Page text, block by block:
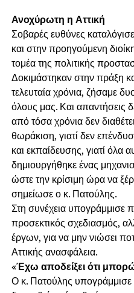
Ανοχύρωτη η Αττική
Σοβαρές ευθύνες
και στην προηγούμενη
τομέα της πολιτικής
Δοκιμάστηκαν στην πράξη
τελευταία χρόνια, ζήσαμε
όλους μας. Και απαντήσεις
από τόσα χρόνια δεν
θωράκιση, γιατί δεν
και εκπαίδευσης, γιατί όλα
δημιουργήθηκε ένας
ώστε την κρίσιμη ώρα να
σημείωσε ο κ. Πατούλης.
Στη συνέχεια υπογράμμισε
προσεκτικός σχεδιασμός,
έργων, για να μην νιώσει
Αττικής ανασφάλεια.
«Έχω αποδείξει ότι
Ο κ. Πατούλης